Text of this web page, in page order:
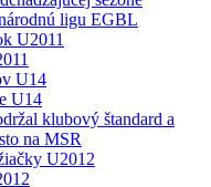
ligu EGBL
U2011
U14
U14
klubový štandard a
na MSR
U2012